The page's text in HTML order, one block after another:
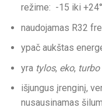
režime: -15 iki
naudojamas R32
ypač aukštas
yra tylos, eko, turbo
išjungus įrenginį,
nusausinamas